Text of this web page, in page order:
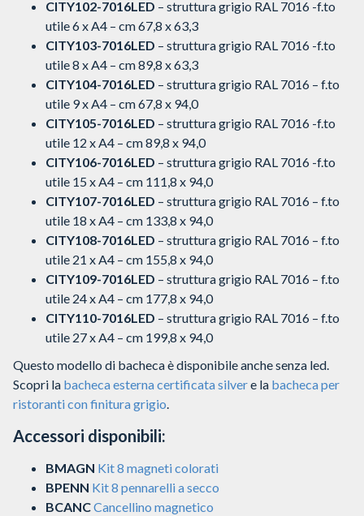
CITY102-7016LED – struttura grigio RAL 7016 -f.to
utile 6 x A4 – cm 67,8 x 63,3
CITY103-7016LED – struttura grigio RAL 7016 -f.to
utile 8 x A4 – cm 89,8 x 63,3
CITY104-7016LED – struttura grigio RAL 7016 – f.to
utile 9 x A4 – cm 67,8 x 94,0
CITY105-7016LED – struttura grigio RAL 7016 -f.to
utile 12 x A4 – cm 89,8 x 94,0
CITY106-7016LED – struttura grigio RAL 7016 -f.to
utile 15 x A4 – cm 111,8 x 94,0
CITY107-7016LED – struttura grigio RAL 7016 – f.to
utile 18 x A4 – cm 133,8 x 94,0
CITY108-7016LED – struttura grigio RAL 7016 – f.to
utile 21 x A4 – cm 155,8 x 94,0
CITY109-7016LED – struttura grigio RAL 7016 – f.to
utile 24 x A4 – cm 177,8 x 94,0
CITY110-7016LED – struttura grigio RAL 7016 – f.to
utile 27 x A4 – cm 199,8 x 94,0
Questo modello di bacheca è disponibile anche senza led.
Scopri la bacheca esterna certificata silvere la bacheca per
ristoranti con finitura grigio.
Accessori disponibili:
BMAGN Kit 8 magneti colorati
BPENN Kit 8 pennarelli a secco
BCANCCancellino magnetico